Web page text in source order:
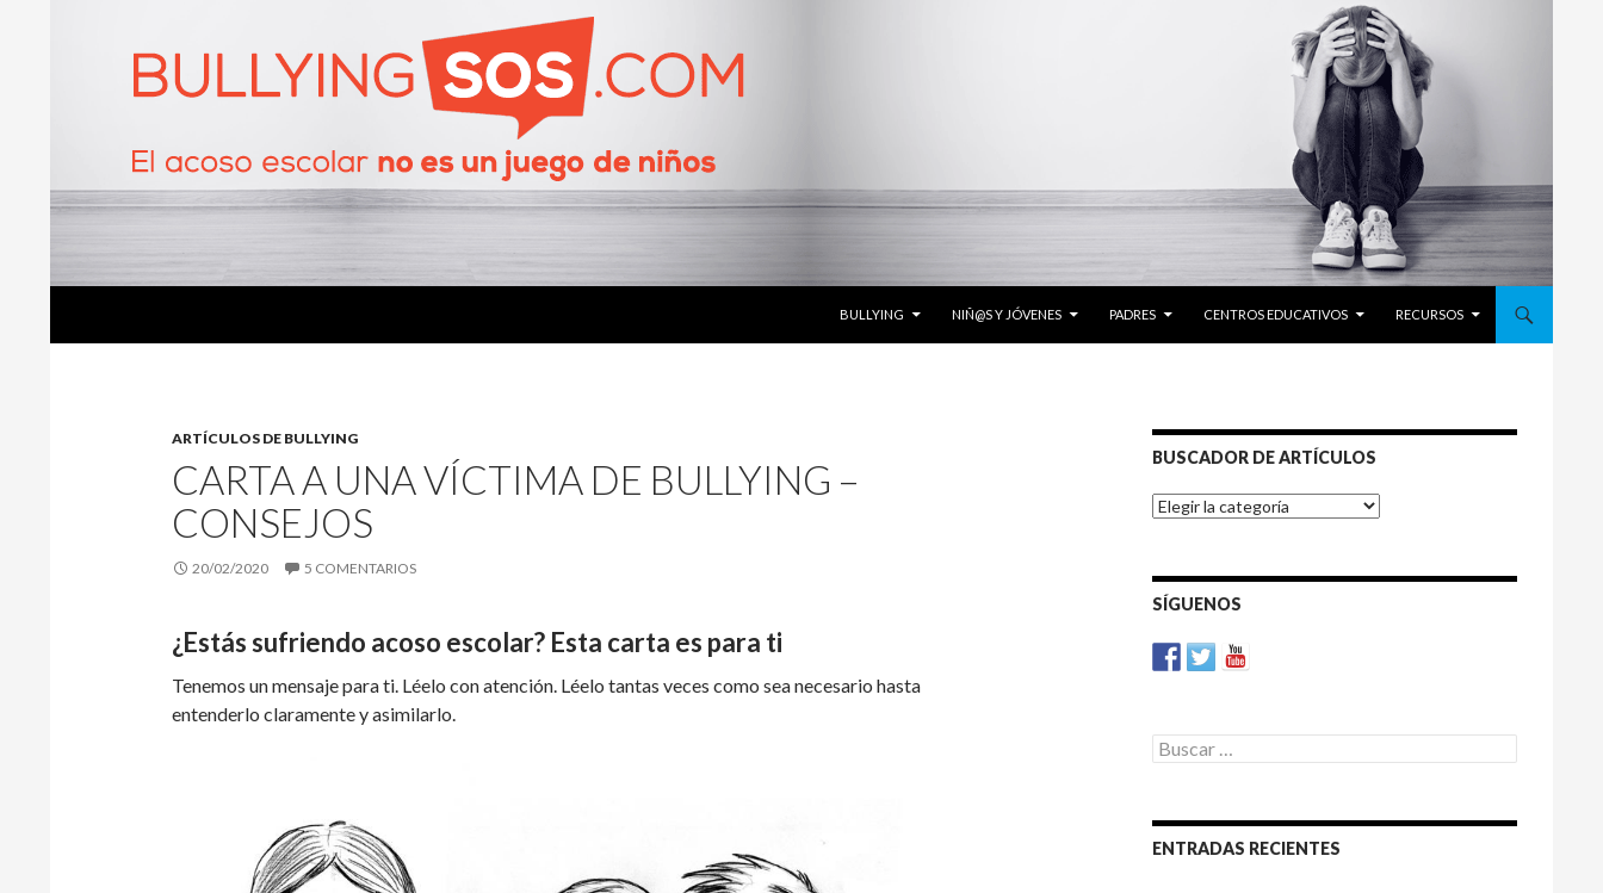
BULLYING
NIÑ@S Y JÓVENES PADRES CENTROS EDUCATIVOS RECURSOS
ARTÍCULOS DE BULLYING
CARTA A UNA VÍCTIMA DE BULLYING –
CONSEJOS
20/02/2020 5 COMENTARIOS
¿Estás sufriendo acoso escolar? Esta carta es para ti
Tenemos un mensaje para ti. Léelo con atención. Léelo tantas veces como sea necesario hasta
entenderlo claramente y asimilarlo.
BUSCADOR DE ARTÍCULOS
BUSCADOR
DE
SÍGUENOS
Buscar:
ENTRADAS RECIENTES